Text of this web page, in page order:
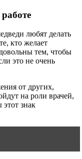
любят делать
кто желает
тем, чтобы
это не очень
от других,
на роли врачей,
знак